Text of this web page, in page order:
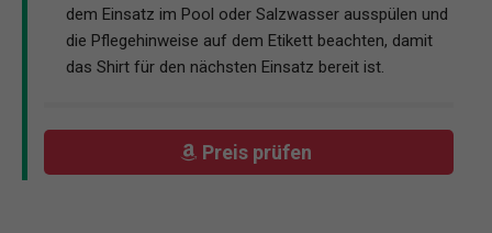
dem Einsatz im Pool oder Salzwasser ausspülen und
die Pflegehinweise auf dem Etikett beachten, damit
das Shirt für den nächsten Einsatz bereit ist.
Preis prüfen